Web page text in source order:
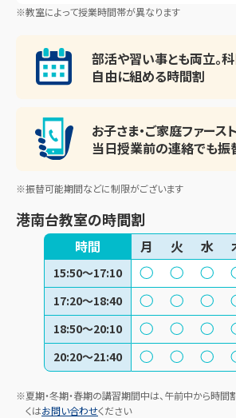
※教室によって授業時間帯が異なります
部活や習い事とも両立。
自由に組める時間割
お子さま・ご家庭ファースト
当日授業前の連絡でも振
※振替可能期間などに制限がございます
港南台教室の時間割
時間 月 火 水
15:50～17:10
17:20～18:40
18:50～20:10
20:20～21:40
※夏期・冬期・春期の講習期間中は、午前中から時間
くはお問い合わせください